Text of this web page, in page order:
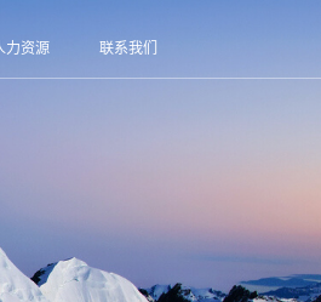
力资源 联系我们